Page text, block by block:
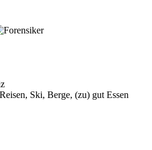
Ski, Berge, (zu) gut Essen